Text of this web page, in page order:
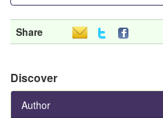
Share
Discover
Author